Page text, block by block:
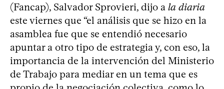
(Fancap), Salvador Sprovieri, dijo a la diaria
este viernes que “el análisis que se hizo en la
asamblea fue que se entendió necesario
apuntar a otro tipo de estrategia y, con eso, la
importancia de la intervención del Ministerio
de Trabajo para mediar en un tema que es